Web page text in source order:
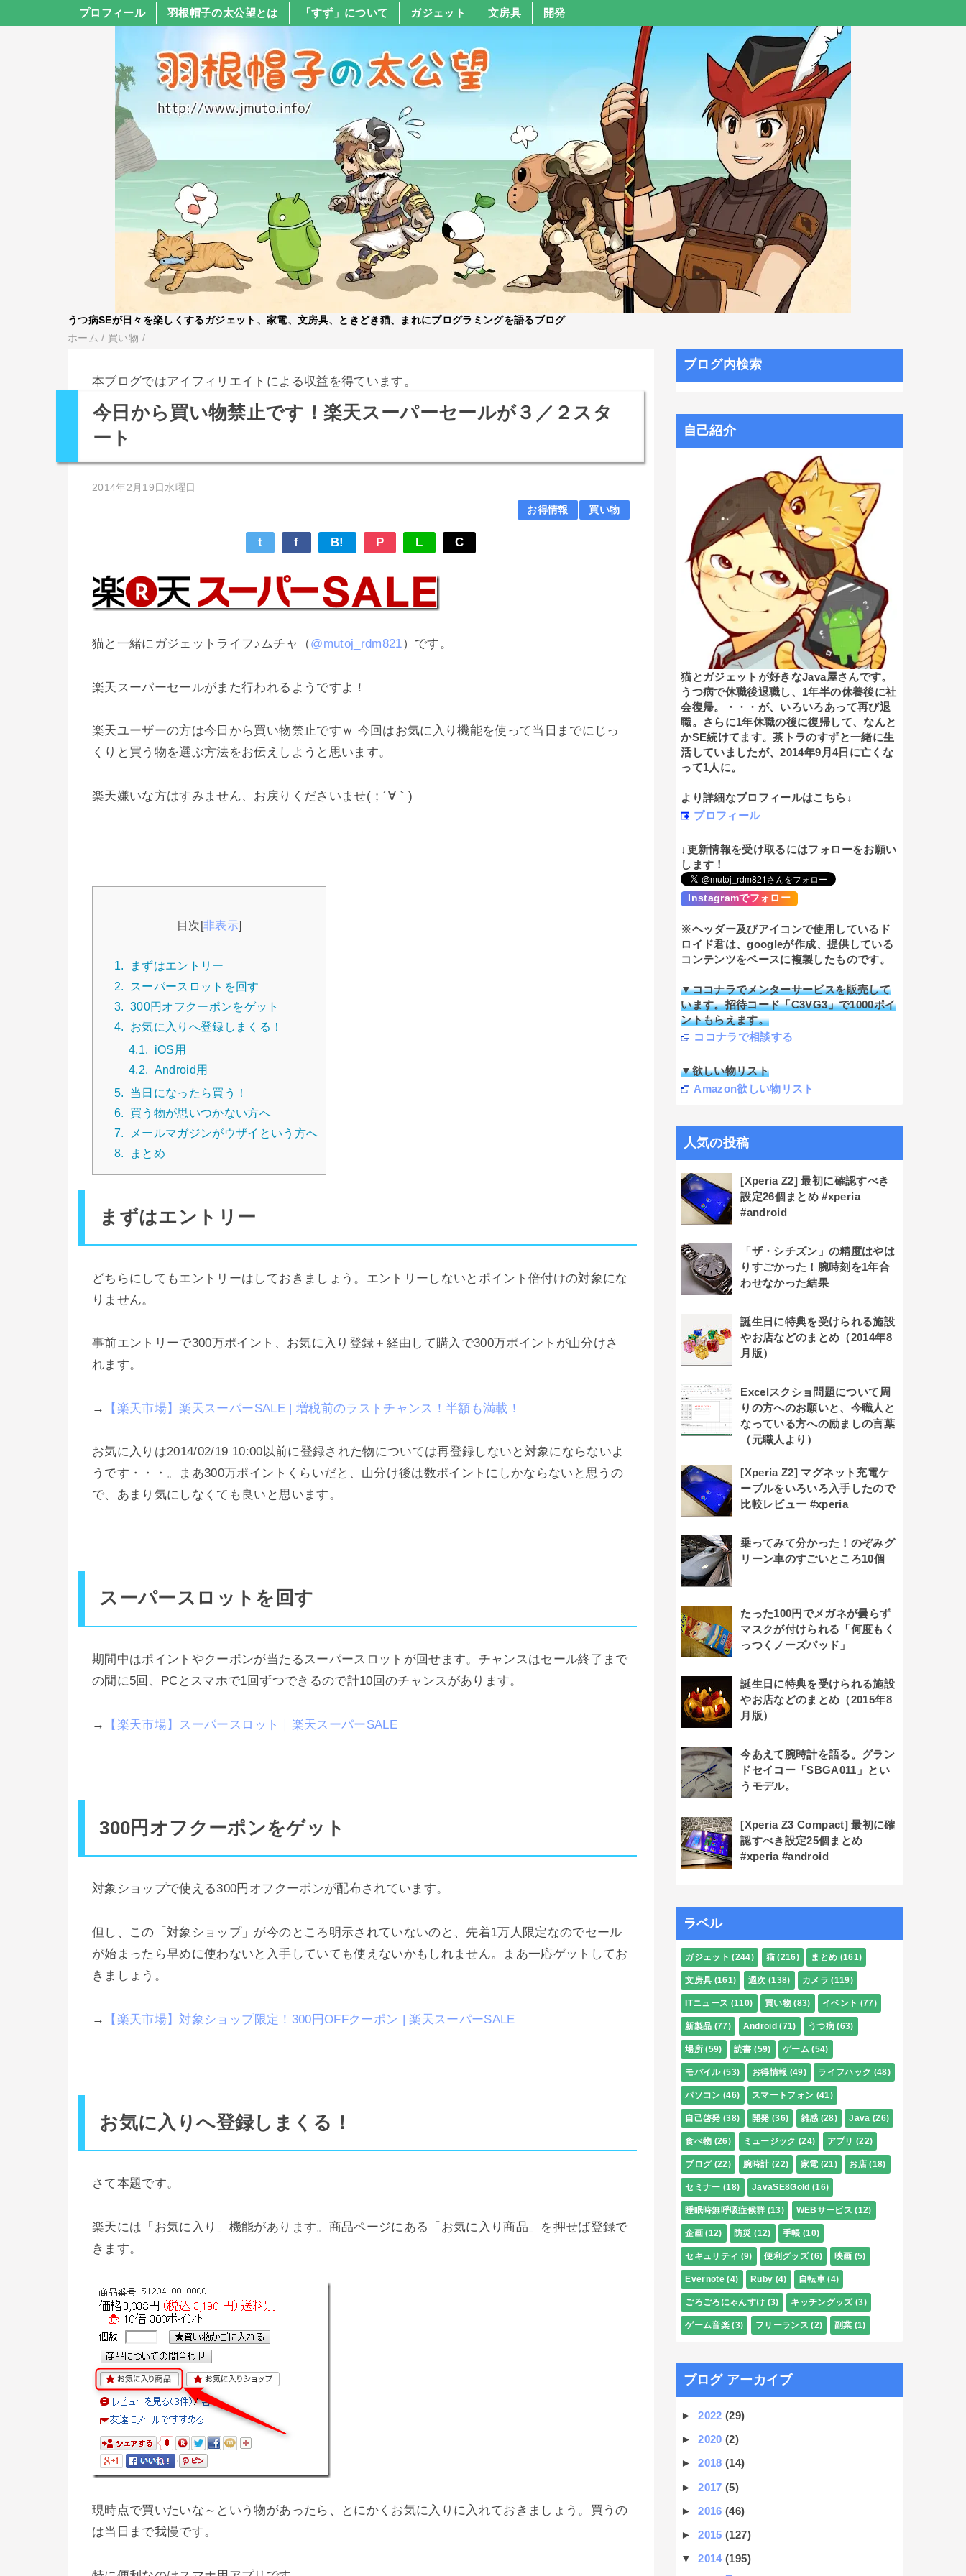
プロフィール 羽根帽子の太公望とは 「すず」について ガジェット 文房具 開発
うつ病SEが日々を楽しくするガジェット、家電、文房具、ときどき猫、まれにプログラミングを語るブログ
ホーム / 買い物 /
本ブログではアイフィリエイトによる収益を得ています。
今日から買い物禁止です！楽天スーパーセールが３／２スタ
ート
2014年2月19日水曜日
お得情報 買い物
t f B! P L C
猫と一緒にガジェットライフ♪ムチャ（@mutoj_rdm821）です。
楽天スーパーセールがまた行われるようですよ！
楽天ユーザーの方は今日から買い物禁止ですｗ 今回はお気に入り機能を使って当日までにじっ
くりと買う物を選ぶ方法をお伝えしようと思います。
楽天嫌いな方はすみません、お戻りくださいませ(；´∀｀)
目次 [非表示]
1.
まずはエントリー
2.
スーパースロットを回す
3.
300円オフクーポンをゲット
4.
お気に入りへ登録しまくる！
4.1.
iOS用
4.2. Android用
5.
当日になったら買う！
6.
買う物が思いつかない方へ
7.
メールマガジンがウザイという方へ
8.
まとめ
まずはエントリー
どちらにしてもエントリーはしておきましょう。エントリーしないとポイント倍付けの対象にな
りません。
事前エントリーで300万ポイント、お気に入り登録＋経由して購入で300万ポイントが山分けさ
れます。
→ 【楽天市場】楽天スーパーSALE | 増税前のラストチャンス！半額も満載！
お気に入りは2014/02/19 10:00以前に登録された物については再登録しないと対象にならないよ
うです・・・。まあ300万ポイントくらいだと、山分け後は数ポイントにしかならないと思うの
で、あまり気にしなくても良いと思います。
スーパースロットを回す
期間中はポイントやクーポンが当たるスーパースロットが回せます。チャンスはセール終了まで
の間に5回、PCとスマホで1回ずつできるので計10回のチャンスがあります。
→ 【楽天市場】スーパースロット｜楽天スーパーSALE
300円オフクーポンをゲット
対象ショップで使える300円オフクーポンが配布されています。
但し、この「対象ショップ」が今のところ明示されていないのと、先着1万人限定なのでセール
が始まったら早めに使わないと入手していても使えないかもしれません。まあ一応ゲットしてお
きましょう。
→ 【楽天市場】対象ショップ限定！300円OFFクーポン | 楽天スーパーSALE
お気に入りへ登録しまくる！
さて本題です。
楽天には「お気に入り」機能があります。商品ページにある「お気に入り商品」を押せば登録で
きます。
現時点で買いたいな～という物があったら、とにかくお気に入りに入れておきましょう。買うの
は当日まで我慢です。
ブログ内検索
自己紹介
猫とガジェットが好きなJava屋さんです。
うつ病で休職後退職し、1年半の休養後に社
会復帰。・・・が、いろいろあって再び退
職。さらに1年休職の後に復帰して、なんと
かSE続けてます。茶トラのすずと一緒に生
活していましたが、2014年9月4日に亡くな
って1人に。
より詳細なプロフィールはこちら↓
プロフィール
↓更新情報を受け取るにはフォローをお願い
します！
Instagramでフォロー
※ヘッダー及びアイコンで使用しているド
ロイド君は、googleが作成、提供している
コンテンツをベースに複製したものです。
▼ココナラでメンターサービスを販売して
います。招待コード「C3VG3」で1000ポイ
ントもらえます。
ココナラで相談する
▼欲しい物リスト
Amazon欲しい物リスト
人気の投稿
[Xperia Z2] 最初に確認すべき
設定26個まとめ #xperia
#android
「ザ・シチズン」の精度はやは
りすごかった！腕時刻を1年合
わせなかった結果
誕生日に特典を受けられる施設
やお店などのまとめ（2014年8
月版）
Excelスクショ問題について周
りの方へのお願いと、今職人と
なっている方への励ましの言葉
（元職人より）
[Xperia Z2] マグネット充電ケ
ーブルをいろいろ入手したので
比較レビュー #xperia
乗ってみて分かった！のぞみグ
リーン車のすごいところ10個
たった100円でメガネが曇らず
マスクが付けられる「何度もく
っつくノーズパッド」
誕生日に特典を受けられる施設
やお店などのまとめ（2015年8
月版）
今あえて腕時計を語る。グラン
ドセイコー「SBGA011」とい
うモデル。
[Xperia Z3 Compact] 最初に確
認すべき設定25個まとめ
#xperia #android
ラベル
ガジェット (244) 猫 (216) まとめ (161)
文房具 (161) 週次 (138) カメラ (119)
ITニュース (110) 買い物 (83) イベント (77)
新製品 (77) Android (71) うつ病 (63)
場所 (59) 読書 (59) ゲーム (54)
モバイル (53) お得情報 (49) ライフハック (48)
パソコン (46) スマートフォン (41)
自己啓発 (38) 開発 (36) 雑感 (28) Java (26)
食べ物 (26) ミュージック (24) アプリ (22)
ブログ (22) 腕時計 (22) 家電 (21) お店 (18)
セミナー (18) JavaSE8Gold (16)
睡眠時無呼吸症候群 (13) WEBサービス (12)
企画 (12) 防災 (12) 手帳 (10)
セキュリティ (9) 便利グッズ (6) 映画 (5)
Evernote (4) Ruby (4) 自転車 (4)
ごろごろにゃんすけ (3) キッチングッズ (3)
ゲーム音楽 (3) フリーランス (2) 副業 (1)
ブログ アーカイブ
►2022(29)
►2020(2)
►2018(14)
►2017(5)
►2016(46)
►2015(127)
▼2014(195)